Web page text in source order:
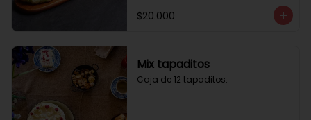
$20.000
Mix tapaditos
Caja de 12 tapaditos.